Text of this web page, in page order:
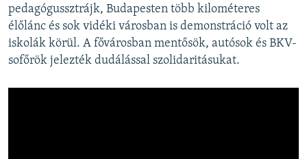
pedagógussztrájk, Budapesten több kilométeres
élőlánc és sok vidéki városban is demonstráció volt az
iskolák körül. A fővárosban mentősök, autósok és BKV-
sofőrök jelezték dudálással szolidaritásukat.